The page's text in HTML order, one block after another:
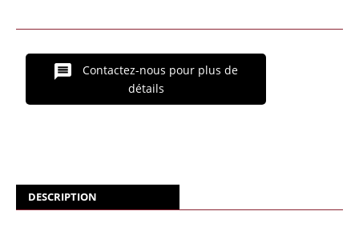
Contactez-nous pour plus de
détails
DESCRIPTION